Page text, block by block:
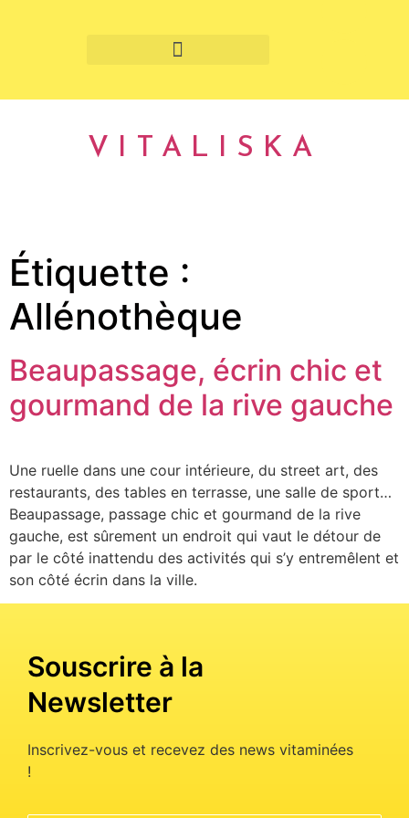
VITALISKA
Étiquette :
Allénothèque
Beaupassage, écrin chic et
gourmand de la rive gauche
Une ruelle dans une cour intérieure, du street art, des
restaurants, des tables en terrasse, une salle de sport…
Beaupassage, passage chic et gourmand de la rive
gauche, est sûrement un endroit qui vaut le détour de
par le côté inattendu des activités qui s’y entremêlent et
son côté écrin dans la ville.
Souscrire à la
Newsletter
Inscrivez-vous et recevez des news vitaminées
!